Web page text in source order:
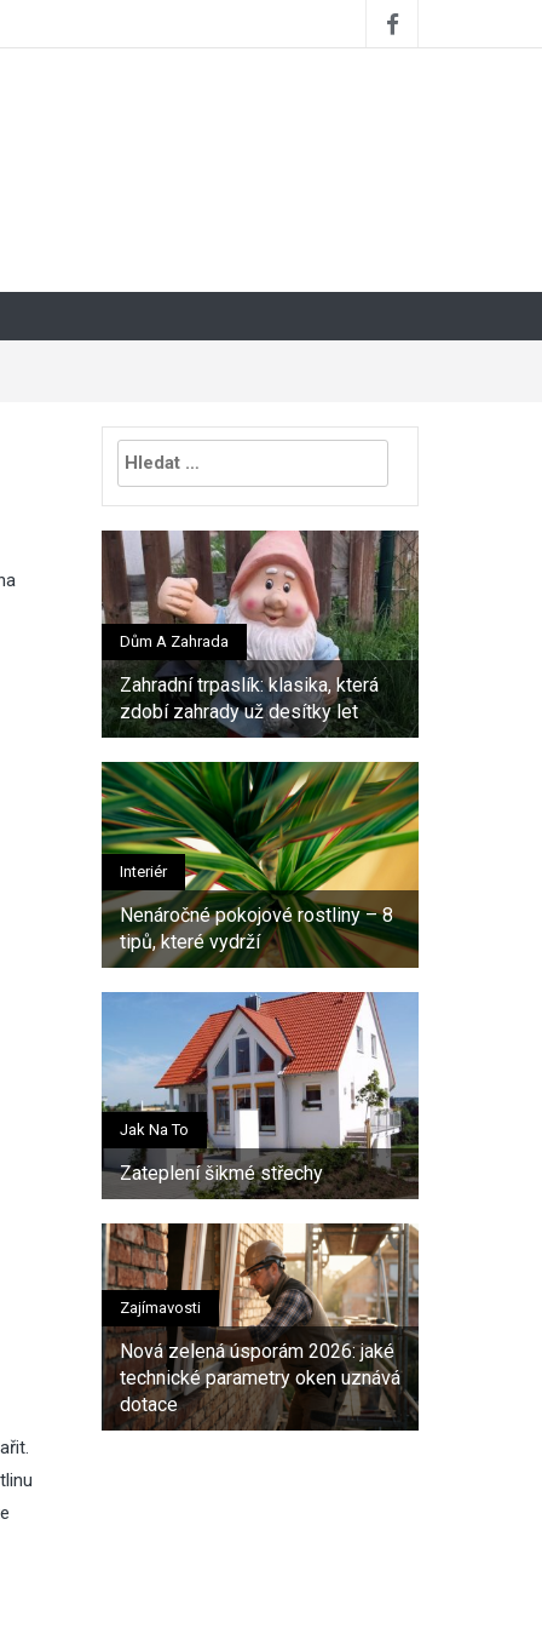
Vyhledávání
Dům A Zahrada
Zahradní trpaslík: klasika, která
zdobí zahrady už desítky let
Interiér
Nenáročné pokojové rostliny – 8
tipů, které vydrží
Jak Na To
Zateplení šikmé střechy
Zajímavosti
Nová zelená úsporám 2026: jaké
technické parametry oken uznává
dotace